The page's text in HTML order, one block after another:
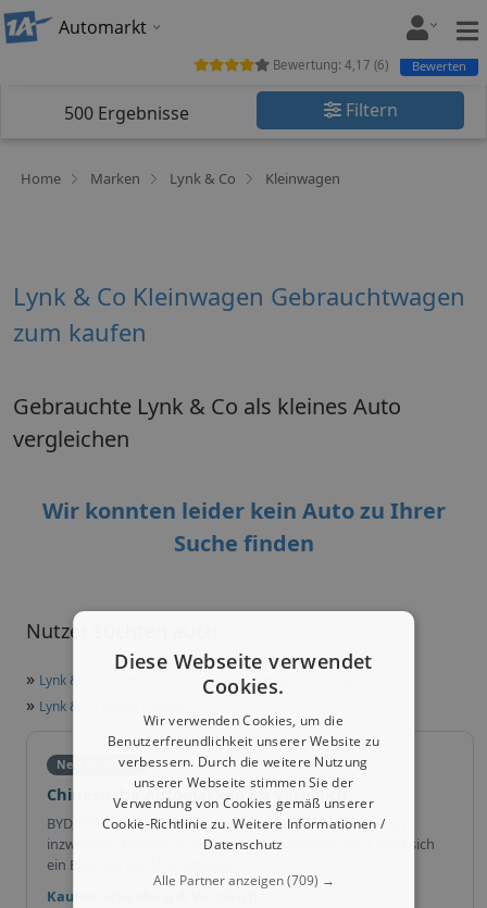
Automarkt
500 Ergebnisse Filtern
Home Marken Lynk & Co Kleinwagen
Nutzer suchten auch
» Lynk & Co Elektro »Lynk & Co Hybrid
» Lynk & Co kleine E-Autos
Neu im Trend
Chinesische Automarken im Vergleich
BYD, MG, XPeng und weitere chinesische Marken bieten
inzwischen Modelle in vielen Fahrzeugklassen an. Lohnt sich
ein Blick auf die Alternativen?
Kaufentscheidung & Vergleich
Bewertung: 4,17 (6) Bewerten
Lynk & Co Kleinwagen Gebrauchtwagen
zum kaufen
Gebrauchte Lynk & Co als kleines Auto
vergleichen
Wir konnten leider kein Auto zu Ihrer
Suche finden
Diese Webseite verwendet
Cookies.
Wir verwenden Cookies, um die
Benutzerfreundlichkeit unserer Website zu
verbessern. Durch die weitere Nutzung
unserer Webseite stimmen Sie der
Verwendung von Cookies gemäß unserer
Cookie-Richtlinie zu.Weitere Informationen /
Datenschutz
Alle Partner anzeigen(709) →